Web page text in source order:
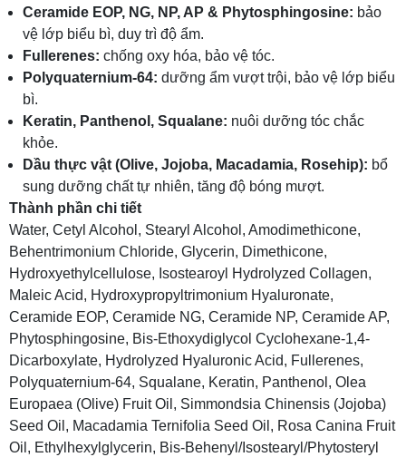
Ceramide EOP, NG, NP, AP & Phytosphingosine: bảo
vệ lớp biểu bì, duy trì độ ẩm.
Fullerenes: chống oxy hóa, bảo vệ tóc.
Polyquaternium-64: dưỡng ẩm vượt trội, bảo vệ lớp biểu
bì.
Keratin, Panthenol, Squalane: nuôi dưỡng tóc chắc
khỏe.
Dầu thực vật (Olive, Jojoba, Macadamia, Rosehip): bổ
sung dưỡng chất tự nhiên, tăng độ bóng mượt.
Thành phần chi tiết
Water, Cetyl Alcohol, Stearyl Alcohol, Amodimethicone,
Behentrimonium Chloride, Glycerin, Dimethicone,
Hydroxyethylcellulose, Isostearoyl Hydrolyzed Collagen,
Maleic Acid, Hydroxypropyltrimonium Hyaluronate,
Ceramide EOP, Ceramide NG, Ceramide NP, Ceramide AP,
Phytosphingosine, Bis-Ethoxydiglycol Cyclohexane-1,4-
Dicarboxylate, Hydrolyzed Hyaluronic Acid, Fullerenes,
Polyquaternium-64, Squalane, Keratin, Panthenol, Olea
Europaea (Olive) Fruit Oil, Simmondsia Chinensis (Jojoba)
Seed Oil, Macadamia Ternifolia Seed Oil, Rosa Canina Fruit
Oil, Ethylhexylglycerin, Bis-Behenyl/Isostearyl/Phytosteryl